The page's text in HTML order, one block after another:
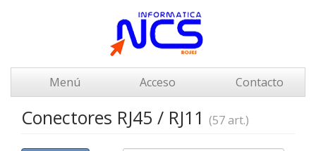
Menú Acceso Contacto
Conectores RJ45 / RJ11 (57 art.)